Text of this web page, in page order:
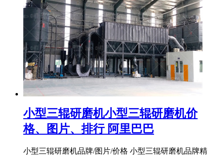
小型三辊研磨机小型三辊研磨机价
格、图片、排行 阿里巴巴
小型三辊研磨机品牌/图片/价格 小型三辊研磨机品牌精